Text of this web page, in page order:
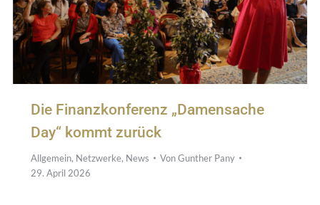
Die Finanzkonferenz „Damensache
Day“ kommt zurück
Allgemein, Netzwerke, News VonGunther Pany
29. April 2026